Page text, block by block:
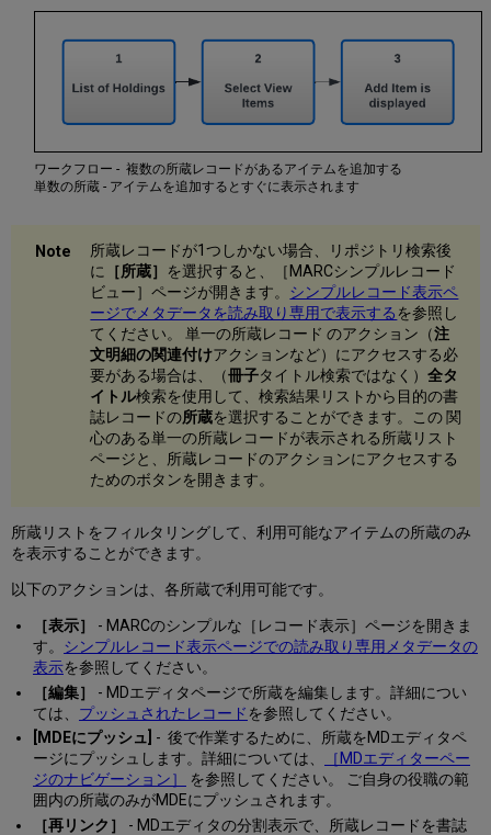
ワークフロー - 複数の所蔵レコードがあるアイテムを追加する
単数の所蔵 - アイテムを追加するとすぐに表示されます
所蔵レコードが1つしかない場合、リポジトリ検索後
に ［所蔵］
を選択すると、［MARCシンプルレコード
ビュー］ページが開きます。
シンプルレコード表示ペ
ージでメタデータを読み取り専用で表示する を参照し
てください。 単一の所蔵レコード のアクション（注
文明細の関連付けアクションなど）にアクセスする必
要がある場合は、（冊子タイトル検索ではなく）全タ
イトル検索を使用して、検索結果リストから目的の書
誌レコードの所蔵を選択することができます。この 関
心のある単一の所蔵レコードが表示される所蔵リスト
ページと、所蔵レコードのアクションにアクセスする
ためのボタンを開きます。
所蔵リストをフィルタリングして、利用可能なアイテムの所蔵のみ
を表示することができます。
以下のアクションは、各所蔵で利用可能です。
［表示］
- MARCのシンプルな［レコード表示］ページを開きま
す。
シンプルレコード表示ページでの読み取り専用メタデータの
表示を参照してください。
［編集］
- MDエディタページで所蔵を編集します。詳細につい
ては、 プッシュされたレコード を参照してください。
[MDEにプッシュ]
- 後で作業するために、所蔵をMDエディタペ
ージにプッシュします。詳細については、
［MDエディターペー
ジのナビゲーション］
を参照してください。 ご自身の役職の範
囲内の所蔵のみがMDEにプッシュされます。
［再リンク］
- MDエディタの分割表示で、所蔵レコードを書誌